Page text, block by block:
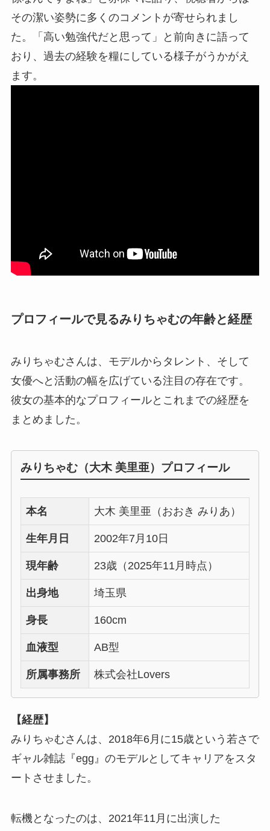
その潔い姿勢に多くのコメントが寄せられまし
た。「高い勉強代だと思って」と前向きに語って
おり、過去の経験を糧にしている様子がうかがえ
ます。
プロフィールで見るみりちゃむの年齢と経歴
みりちゃむさんは、モデルからタレント、そして
女優へと活動の幅を広げている注目の存在です。
彼女の基本的なプロフィールとこれまでの経歴を
まとめました。
みりちゃむ（大木 美里亜）プロフィール
本名 大木 美里亜（おおき みりあ）
生年月日 2002年7月10日
現年齢 23歳（2025年11月時点）
出身地 埼玉県
身長 160cm
血液型 AB型
所属事務所 株式会社Lovers
【経歴】
みりちゃむさんは、2018年6月に15歳という若さで
ギャル雑誌『egg』のモデルとしてキャリアをスタ
ートさせました。
転機となったのは、2021年11月に出演した